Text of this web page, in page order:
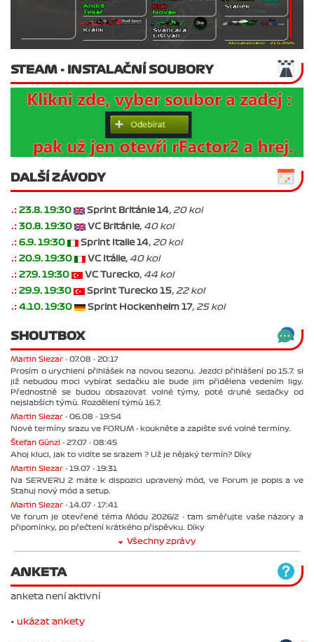
STEAM - INSTALAČNÍ SOUBORY
DALŠÍ ZÁVODY
.: 23.8. 19:30 Sprint Británie 14, 20 kol
.: 30.8. 19:30 VC Británie, 40 kol
.: 6.9. 19:30 Sprint Italie 14, 20 kol
.: 20.9. 19:30 VC Itálie, 40 kol
.: 27.9. 19:30 VC Turecko, 44 kol
.: 29.9. 19:30 Sprint Turecko 15, 22 kol
.: 4.10. 19:30 Sprint Hockenheim 17, 25 kol
SHOUTBOX
Martin Slezar - 07.08 - 20:17
Prosím o urychlení přihlášek na novou sezonu. Jezdci přihlášení po 15.7. si
již nebudou moci vybírat sedačku ale bude jim přidělena vedením ligy.
Přednostně se budou obsazovat volné týmy, poté druhé sedačky od
nejslabších týmů. Rozdělení týmů 16.7.
Martin Slezar - 06.08 - 19:54
Nové termíny srazu ve FORUM - koukněte a zapište své volné termíny.
Štefan Günzl - 27.07 - 08:45
Ahoj kluci, jak to vidíte se srazem ? Už je nějaký termín? Díky
Martin Slezar - 19.07 - 19:31
Na SERVERU 2 máte k dispozici upravený mód, ve Forum je popis a ve
Stahuj nový mód a setup.
Martin Slezar - 14.07 - 17:41
Ve forum je otevřené téma Módu 2026/2 - tam směřujte vaše názory a
připomínky, po přečtení krátkého příspěvku. Díky
Všechny zprávy
ANKETA
anketa není aktivní
• ukázat ankety